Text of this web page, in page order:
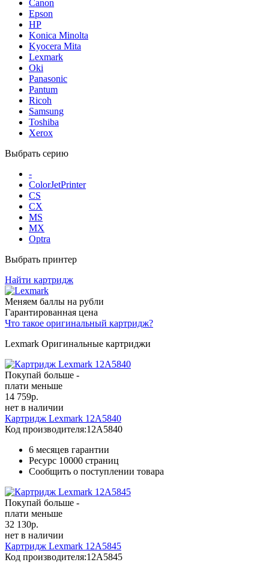
Canon
Epson
HP
Konica Minolta
Kyocera Mita
Lexmark
Oki
Panasonic
Pantum
Ricoh
Samsung
Toshiba
Xerox
Выбрать серию
-
ColorJetPrinter
CS
CX
MS
MX
Optra
Выбрать принтер
Найти картридж
Меняем баллы на рубли
Гарантированная цена
Что такое оригинальный картридж?
Lexmark Оригинальные картриджи
Покупай больше -
плати меньше
14 759р.
нет в наличии
Картридж Lexmark 12A5840
Код производителя:12A5840
6 месяцев гарантии
Ресурс 10000 страниц
Сообщить о поступлении товара
Покупай больше -
плати меньше
32 130р.
нет в наличии
Картридж Lexmark 12A5845
Код производителя:12A5845